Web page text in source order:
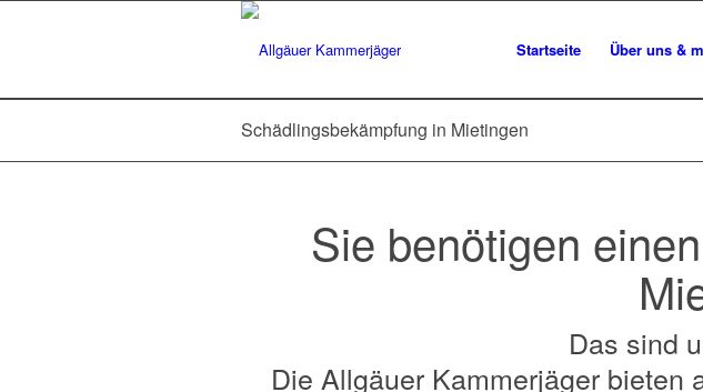
Startseite Über uns &
Schädlingsbekämpfung in Mietingen
Sie benötigen
Das sind
Die Allgäuer Kammerjäger bieten